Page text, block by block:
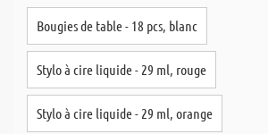
Bougies de table - 18 pcs, blanc
Stylo à cire liquide - 29 ml, rouge
Stylo à cire liquide - 29 ml, orange